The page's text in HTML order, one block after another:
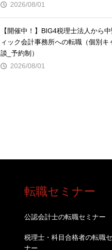
2026/08/01
【開催中！】BIG4税理士法人から
ィック会計事務所への転職（個別キ
談_予約制）
2026/08/01
転職セミナー
公認会計士の転職セミナー
税理士・科目合格者の転職セ
ナー